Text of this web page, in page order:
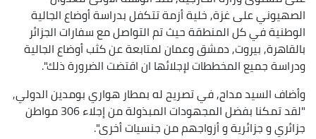
الصهيوني على غزة, خلية أزمة تتكفل بدراسة أوضاع الجالية
الوطنية في كل المنطقة حيث تم التواصل مع سفارات الجزائر
بالقاهرة, بيروت, دمشق وعمان لمتابعة عن كثب أوضاع الجالية
ودراسة جميع المخططات لإجلائها ان اقتضت الضرورة ذلك".
وأضاف السيد مداح, في تصريح له بمطار هواري بومدين الدولي,
"لقد تمكنا بفضل المجهودات المبذولة من إجلاء 306 مواطن
جزائري و جزائرية و أزواجهم من جنسيات أخرى".